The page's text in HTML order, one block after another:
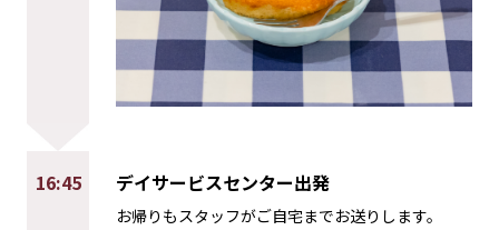
16:45 デイサービスセンター出発
お帰りもスタッフがご自宅までお送りします。